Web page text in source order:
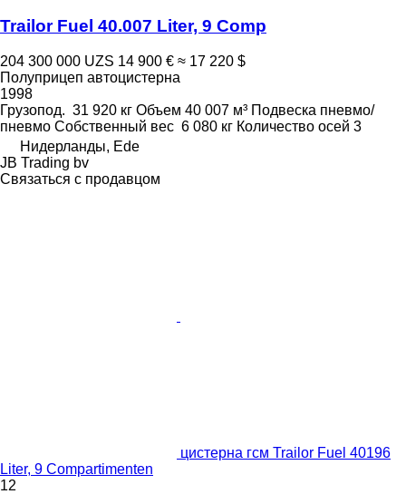
Trailor Fuel 40.007 Liter, 9 Comp
204 300 000 UZS 14 900 € ≈ 17 220 $
Полуприцеп автоцистерна
1998
Грузопод. 31 920 кг Объем 40 007 м³ Подвеска пневмо/
пневмо Собственный вес 6 080 кг Количество осей 3
Нидерланды, Ede
JB Trading bv
Связаться с продавцом
цистерна гсм Trailor Fuel 40196
Liter, 9 Compartimenten
12